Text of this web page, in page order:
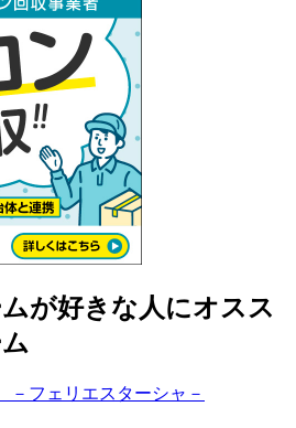
が好きな人にオスス